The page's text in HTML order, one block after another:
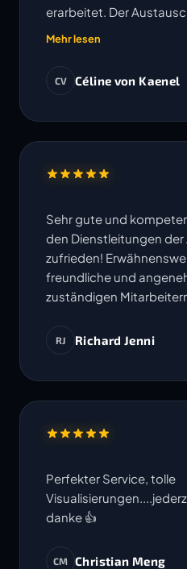
erarbeitet. Der
Fragen erfolgt sehr
Termine werden
Mehr lesen
CV Céline von Kaenel
Sehr gute und
den Dienstleitungen
zufrieden!
freundliche und
zuständigen
RJ Richard Jenni
Perfekter Service, tolle
danke 👍
CM Christian Meng